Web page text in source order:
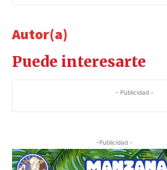
Autor(a)
Puede interesarte
- Publicidad -
-Publicidad -